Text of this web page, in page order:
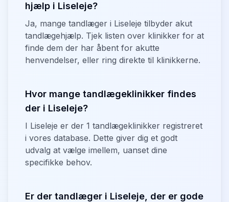
hjælp i Liseleje?
Ja, mange tandlæger i Liseleje tilbyder akut
tandlægehjælp. Tjek listen over klinikker for at
finde dem der har åbent for akutte
henvendelser, eller ring direkte til klinikkerne.
Hvor mange tandlægeklinikker findes
der i Liseleje?
I Liseleje er der 1 tandlægeklinikker registreret
i vores database. Dette giver dig et godt
udvalg at vælge imellem, uanset dine
specifikke behov.
Er der tandlæger i Liseleje, der er gode